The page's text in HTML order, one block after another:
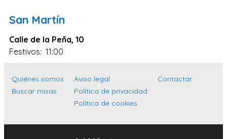
Santa Cruz de Tenerife
Cantabria
Las Palmas
Málaga
Toledo
San Martín
Calle de la Peña, 10
Festivos: 11:00
Quiénes somos
Buscar misas
Aviso legal
Política de privacidad
Política de cookies
Contactar